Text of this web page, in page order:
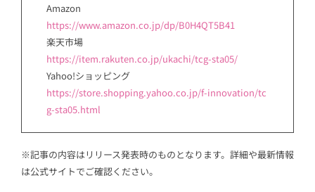
Amazon
https://www.amazon.co.jp/dp/B0H4QT5B41
楽天市場
https://item.rakuten.co.jp/ukachi/tcg-sta05/
Yahoo!ショッピング
https://store.shopping.yahoo.co.jp/f-innovation/tc
g-sta05.html
※記事の内容はリリース発表時のものとなります。詳細や最新情報
は公式サイトでご確認ください。